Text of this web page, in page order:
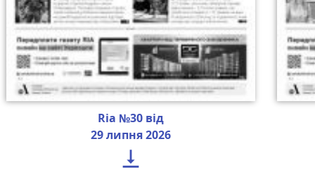
Ria №30 від
29 липня 2026
